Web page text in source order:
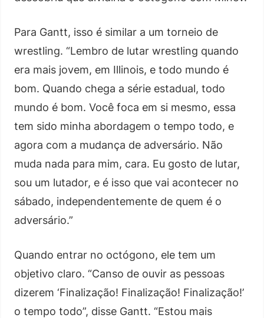
Para Gantt, isso é similar a um torneio de
wrestling. “Lembro de lutar wrestling quando
era mais jovem, em Illinois, e todo mundo é
bom. Quando chega a série estadual, todo
mundo é bom. Você foca em si mesmo, essa
tem sido minha abordagem o tempo todo, e
agora com a mudança de adversário. Não
muda nada para mim, cara. Eu gosto de lutar,
sou um lutador, e é isso que vai acontecer no
sábado, independentemente de quem é o
adversário.”
Quando entrar no octógono, ele tem um
objetivo claro. “Canso de ouvir as pessoas
dizerem ‘Finalização! Finalização! Finalização!’
o tempo todo”, disse Gantt. “Estou mais